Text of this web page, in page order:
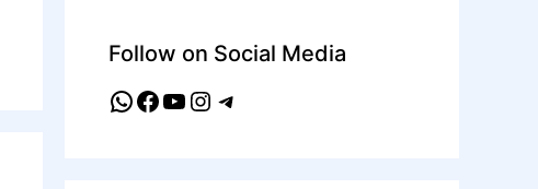
Follow on Social Media
WhatsApp
Facebook
YouTube
Instagram
Telegram